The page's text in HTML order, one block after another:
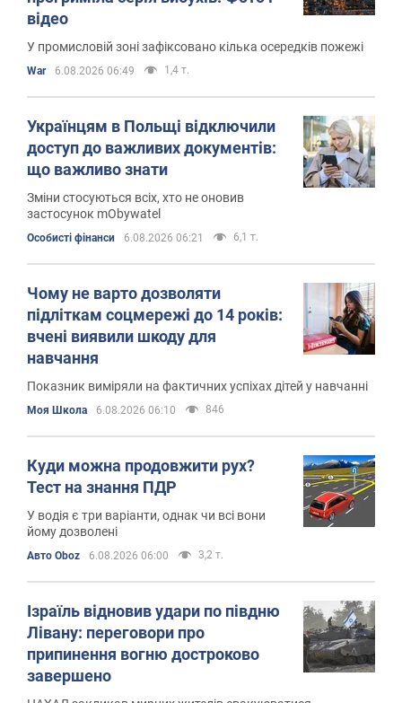
відео
У промисловій зоні зафіксовано кілька осередків пожежі
War 6.08.2026 06:49 1,4 т.
Українцям в Польщі відключили
доступ до важливих документів:
що важливо знати
Зміни стосуються всіх, хто не оновив
застосунок mObywatel
Особисті фінанси 6.08.2026 06:21 6,1 т.
Чому не варто дозволяти
підліткам соцмережі до 14 років:
вчені виявили шкоду для
навчання
Показник виміряли на фактичних успіхах дітей у навчанні
Моя Школа 6.08.2026 06:10 846
Куди можна продовжити рух?
Тест на знання ПДР
У водія є три варіанти, однак чи всі вони
йому дозволені
Авто Oboz 6.08.2026 06:00 3,2 т.
Ізраїль відновив удари по півдню
Лівану: переговори про
припинення вогню достроково
завершено